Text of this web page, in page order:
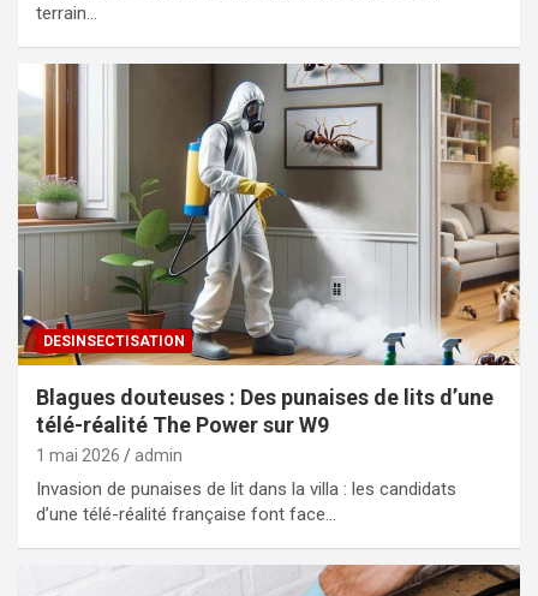
terrain…
DESINSECTISATION
Blagues douteuses : Des punaises de lits d’une
télé-réalité The Power sur W9
1 mai 2026 admin
Invasion de punaises de lit dans la villa : les candidats
d’une télé-réalité française font face…